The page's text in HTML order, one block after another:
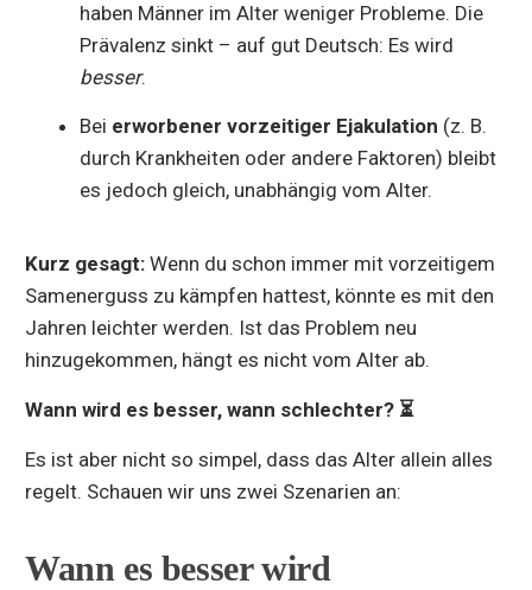
haben Männer im Alter weniger Probleme. Die
Prävalenz sinkt – auf gut Deutsch: Es wird
besser.
Bei erworbener vorzeitiger Ejakulation (z. B.
durch Krankheiten oder andere Faktoren) bleibt
es jedoch gleich, unabhängig vom Alter.
Kurz gesagt: Wenn du schon immer mit vorzeitigem
Samenerguss zu kämpfen hattest, könnte es mit den
Jahren leichter werden. Ist das Problem neu
hinzugekommen, hängt es nicht vom Alter ab.
Wann wird es besser, wann schlechter? ⏳
Es ist aber nicht so simpel, dass das Alter allein alles
regelt. Schauen wir uns zwei Szenarien an:
Wann es besser wird